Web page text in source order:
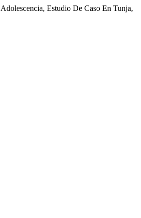
Estudio De Caso En Tunja,